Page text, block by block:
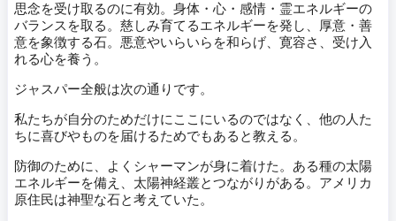
思念を受け取るのに有効。身体・心・感情・霊エネルギーの
バランスを取る。慈しみ育てるエネルギーを発し、厚意・善
意を象徴する石。悪意やいらいらを和らげ、寛容さ、受け入
れる心を養う。
ジャスパー全般は次の通りです。
私たちが自分のためだけにここにいるのではなく、他の人た
ちに喜びやものを届けるためでもあると教える。
防御のために、よくシャーマンが身に着けた。ある種の太陽
エネルギーを備え、太陽神経叢とつながりがある。アメリカ
原住民は神聖な石と考えていた。